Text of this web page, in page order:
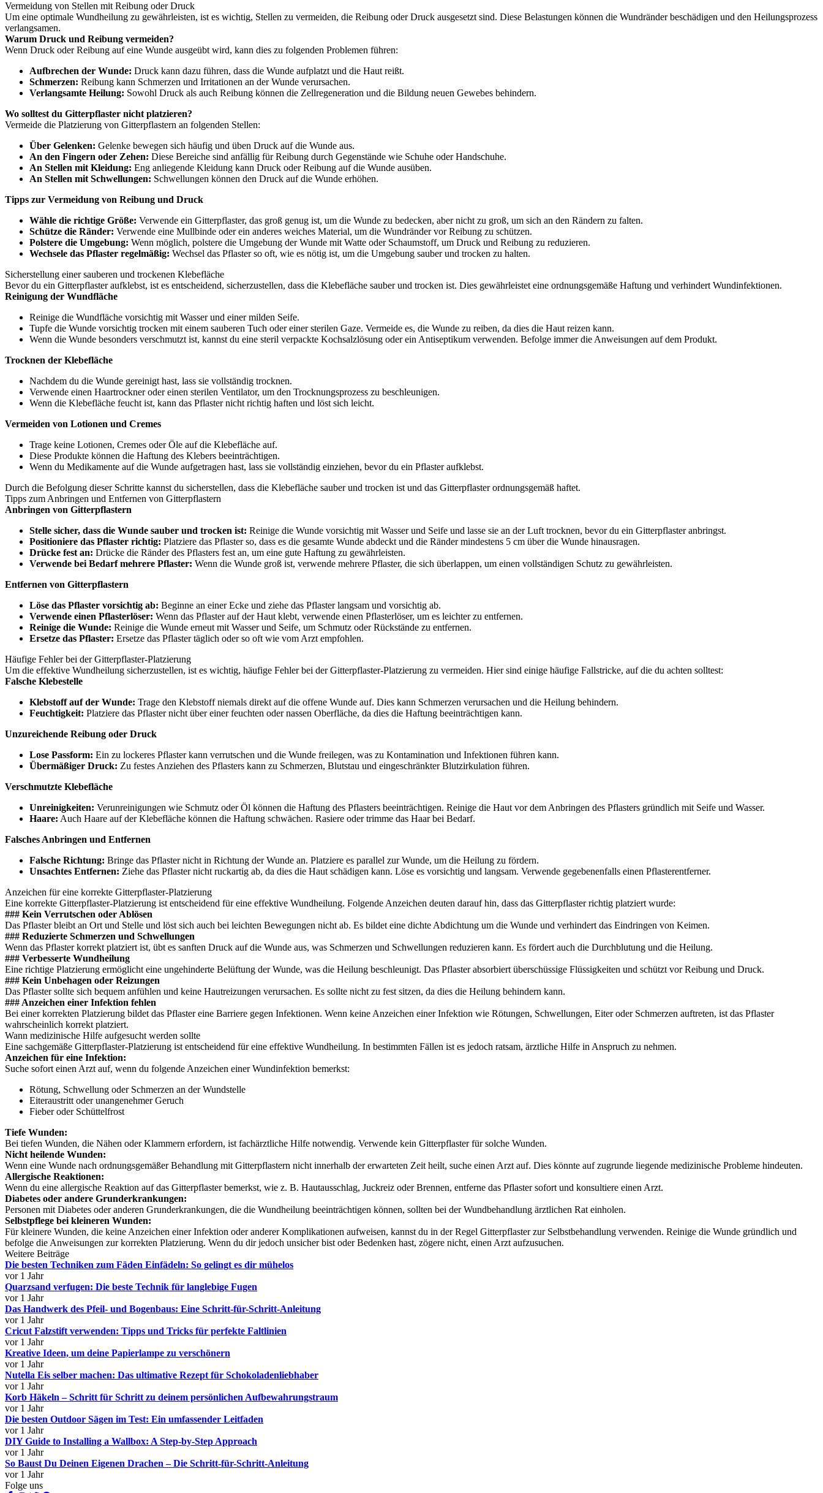
Vermeidung von Stellen mit Reibung oder Druck
Um eine optimale Wundheilung zu gewährleisten, ist es wichtig, Stellen zu vermeiden, die Reibung oder Druck ausgesetzt sind. Diese Belastungen können die Wundränder beschädigen und den Heilungsprozess
verlangsamen.
Warum Druck und Reibung vermeiden?
Wenn Druck oder Reibung auf eine Wunde ausgeübt wird, kann dies zu folgenden Problemen führen:
Aufbrechen der Wunde: Druck kann dazu führen, dass die Wunde aufplatzt und die Haut reißt.
Schmerzen: Reibung kann Schmerzen und Irritationen an der Wunde verursachen.
Verlangsamte Heilung: Sowohl Druck als auch Reibung können die Zellregeneration und die Bildung neuen Gewebes behindern.
Wo solltest du Gitterpflaster nicht platzieren?
Vermeide die Platzierung von Gitterpflastern an folgenden Stellen:
Über Gelenken: Gelenke bewegen sich häufig und üben Druck auf die Wunde aus.
An den Fingern oder Zehen: Diese Bereiche sind anfällig für Reibung durch Gegenstände wie Schuhe oder Handschuhe.
An Stellen mit Kleidung: Eng anliegende Kleidung kann Druck oder Reibung auf die Wunde ausüben.
An Stellen mit Schwellungen: Schwellungen können den Druck auf die Wunde erhöhen.
Tipps zur Vermeidung von Reibung und Druck
Wähle die richtige Größe: Verwende ein Gitterpflaster, das groß genug ist, um die Wunde zu bedecken, aber nicht zu groß, um sich an den Rändern zu falten.
Schütze die Ränder: Verwende eine Mullbinde oder ein anderes weiches Material, um die Wundränder vor Reibung zu schützen.
Polstere die Umgebung: Wenn möglich, polstere die Umgebung der Wunde mit Watte oder Schaumstoff, um Druck und Reibung zu reduzieren.
Wechsele das Pflaster regelmäßig: Wechsel das Pflaster so oft, wie es nötig ist, um die Umgebung sauber und trocken zu halten.
Sicherstellung einer sauberen und trockenen Klebefläche
Bevor du ein Gitterpflaster aufklebst, ist es entscheidend, sicherzustellen, dass die Klebefläche sauber und trocken ist. Dies gewährleistet eine ordnungsgemäße Haftung und verhindert Wundinfektionen.
Reinigung der Wundfläche
Reinige die Wundfläche vorsichtig mit Wasser und einer milden Seife.
Tupfe die Wunde vorsichtig trocken mit einem sauberen Tuch oder einer sterilen Gaze. Vermeide es, die Wunde zu reiben, da dies die Haut reizen kann.
Wenn die Wunde besonders verschmutzt ist, kannst du eine steril verpackte Kochsalzlösung oder ein Antiseptikum verwenden. Befolge immer die Anweisungen auf dem Produkt.
Trocknen der Klebefläche
Nachdem du die Wunde gereinigt hast, lass sie vollständig trocknen.
Verwende einen Haartrockner oder einen sterilen Ventilator, um den Trocknungsprozess zu beschleunigen.
Wenn die Klebefläche feucht ist, kann das Pflaster nicht richtig haften und löst sich leicht.
Vermeiden von Lotionen und Cremes
Trage keine Lotionen, Cremes oder Öle auf die Klebefläche auf.
Diese Produkte können die Haftung des Klebers beeinträchtigen.
Wenn du Medikamente auf die Wunde aufgetragen hast, lass sie vollständig einziehen, bevor du ein Pflaster aufklebst.
Durch die Befolgung dieser Schritte kannst du sicherstellen, dass die Klebefläche sauber und trocken ist und das Gitterpflaster ordnungsgemäß haftet.
Tipps zum Anbringen und Entfernen von Gitterpflastern
Anbringen von Gitterpflastern
Stelle sicher, dass die Wunde sauber und trocken ist: Reinige die Wunde vorsichtig mit Wasser und Seife und lasse sie an der Luft trocknen, bevor du ein Gitterpflaster anbringst.
Positioniere das Pflaster richtig: Platziere das Pflaster so, dass es die gesamte Wunde abdeckt und die Ränder mindestens 5 cm über die Wunde hinausragen.
Drücke fest an: Drücke die Ränder des Pflasters fest an, um eine gute Haftung zu gewährleisten.
Verwende bei Bedarf mehrere Pflaster: Wenn die Wunde groß ist, verwende mehrere Pflaster, die sich überlappen, um einen vollständigen Schutz zu gewährleisten.
Entfernen von Gitterpflastern
Löse das Pflaster vorsichtig ab: Beginne an einer Ecke und ziehe das Pflaster langsam und vorsichtig ab.
Verwende einen Pflasterlöser: Wenn das Pflaster auf der Haut klebt, verwende einen Pflasterlöser, um es leichter zu entfernen.
Reinige die Wunde: Reinige die Wunde erneut mit Wasser und Seife, um Schmutz oder Rückstände zu entfernen.
Ersetze das Pflaster: Ersetze das Pflaster täglich oder so oft wie vom Arzt empfohlen.
Häufige Fehler bei der Gitterpflaster-Platzierung
Um die effektive Wundheilung sicherzustellen, ist es wichtig, häufige Fehler bei der Gitterpflaster-Platzierung zu vermeiden. Hier sind einige häufige Fallstricke, auf die du achten solltest:
Falsche Klebestelle
Klebstoff auf der Wunde: Trage den Klebstoff niemals direkt auf die offene Wunde auf. Dies kann Schmerzen verursachen und die Heilung behindern.
Feuchtigkeit: Platziere das Pflaster nicht über einer feuchten oder nassen Oberfläche, da dies die Haftung beeinträchtigen kann.
Unzureichende Reibung oder Druck
Lose Passform: Ein zu lockeres Pflaster kann verrutschen und die Wunde freilegen, was zu Kontamination und Infektionen führen kann.
Übermäßiger Druck: Zu festes Anziehen des Pflasters kann zu Schmerzen, Blutstau und eingeschränkter Blutzirkulation führen.
Verschmutzte Klebefläche
Unreinigkeiten: Verunreinigungen wie Schmutz oder Öl können die Haftung des Pflasters beeinträchtigen. Reinige die Haut vor dem Anbringen des Pflasters gründlich mit Seife und Wasser.
Haare: Auch Haare auf der Klebefläche können die Haftung schwächen. Rasiere oder trimme das Haar bei Bedarf.
Falsches Anbringen und Entfernen
Falsche Richtung: Bringe das Pflaster nicht in Richtung der Wunde an. Platziere es parallel zur Wunde, um die Heilung zu fördern.
Unsachtes Entfernen: Ziehe das Pflaster nicht ruckartig ab, da dies die Haut schädigen kann. Löse es vorsichtig und langsam. Verwende gegebenenfalls einen Pflasterentferner.
Anzeichen für eine korrekte Gitterpflaster-Platzierung
Eine korrekte Gitterpflaster-Platzierung ist entscheidend für eine effektive Wundheilung. Folgende Anzeichen deuten darauf hin, dass das Gitterpflaster richtig platziert wurde:
### Kein Verrutschen oder Ablösen
Das Pflaster bleibt an Ort und Stelle und löst sich auch bei leichten Bewegungen nicht ab. Es bildet eine dichte Abdichtung um die Wunde und verhindert das Eindringen von Keimen.
### Reduzierte Schmerzen und Schwellungen
Wenn das Pflaster korrekt platziert ist, übt es sanften Druck auf die Wunde aus, was Schmerzen und Schwellungen reduzieren kann. Es fördert auch die Durchblutung und die Heilung.
### Verbesserte Wundheilung
Eine richtige Platzierung ermöglicht eine ungehinderte Belüftung der Wunde, was die Heilung beschleunigt. Das Pflaster absorbiert überschüssige Flüssigkeiten und schützt vor Reibung und Druck.
### Kein Unbehagen oder Reizungen
Das Pflaster sollte sich bequem anfühlen und keine Hautreizungen verursachen. Es sollte nicht zu fest sitzen, da dies die Heilung behindern kann.
### Anzeichen einer Infektion fehlen
Bei einer korrekten Platzierung bildet das Pflaster eine Barriere gegen Infektionen. Wenn keine Anzeichen einer Infektion wie Rötungen, Schwellungen, Eiter oder Schmerzen auftreten, ist das Pflaster
wahrscheinlich korrekt platziert.
Wann medizinische Hilfe aufgesucht werden sollte
Eine sachgemäße Gitterpflaster-Platzierung ist entscheidend für eine effektive Wundheilung. In bestimmten Fällen ist es jedoch ratsam, ärztliche Hilfe in Anspruch zu nehmen.
Anzeichen für eine Infektion:
Suche sofort einen Arzt auf, wenn du folgende Anzeichen einer Wundinfektion bemerkst:
Rötung, Schwellung oder Schmerzen an der Wundstelle
Eiteraustritt oder unangenehmer Geruch
Fieber oder Schüttelfrost
Tiefe Wunden:
Bei tiefen Wunden, die Nähen oder Klammern erfordern, ist fachärztliche Hilfe notwendig. Verwende kein Gitterpflaster für solche Wunden.
Nicht heilende Wunden:
Wenn eine Wunde nach ordnungsgemäßer Behandlung mit Gitterpflastern nicht innerhalb der erwarteten Zeit heilt, suche einen Arzt auf. Dies könnte auf zugrunde liegende medizinische Probleme hindeuten.
Allergische Reaktionen:
Wenn du eine allergische Reaktion auf das Gitterpflaster bemerkst, wie z. B. Hautausschlag, Juckreiz oder Brennen, entferne das Pflaster sofort und konsultiere einen Arzt.
Diabetes oder andere Grunderkrankungen:
Personen mit Diabetes oder anderen Grunderkrankungen, die die Wundheilung beeinträchtigen können, sollten bei der Wundbehandlung ärztlichen Rat einholen.
Selbstpflege bei kleineren Wunden:
Für kleinere Wunden, die keine Anzeichen einer Infektion oder anderer Komplikationen aufweisen, kannst du in der Regel Gitterpflaster zur Selbstbehandlung verwenden. Reinige die Wunde gründlich und
befolge die Anweisungen zur korrekten Platzierung. Wenn du dir jedoch unsicher bist oder Bedenken hast, zögere nicht, einen Arzt aufzusuchen.
Weitere Beiträge
Die besten Techniken zum Fäden Einfädeln: So gelingt es dir mühelos
vor 1 Jahr
Quarzsand verfugen: Die beste Technik für langlebige Fugen
vor 1 Jahr
Das Handwerk des Pfeil- und Bogenbaus: Eine Schritt-für-Schritt-Anleitung
vor 1 Jahr
Cricut Falzstift verwenden: Tipps und Tricks für perfekte Faltlinien
vor 1 Jahr
Kreative Ideen, um deine Papierlampe zu verschönern
vor 1 Jahr
Nutella Eis selber machen: Das ultimative Rezept für Schokoladenliebhaber
vor 1 Jahr
Korb Häkeln – Schritt für Schritt zu deinem persönlichen Aufbewahrungstraum
vor 1 Jahr
Die besten Outdoor Sägen im Test: Ein umfassender Leitfaden
vor 1 Jahr
DIY Guide to Installing a Wallbox: A Step-by-Step Approach
vor 1 Jahr
So Baust Du Deinen Eigenen Drachen – Die Schritt-für-Schritt-Anleitung
vor 1 Jahr
Folge uns